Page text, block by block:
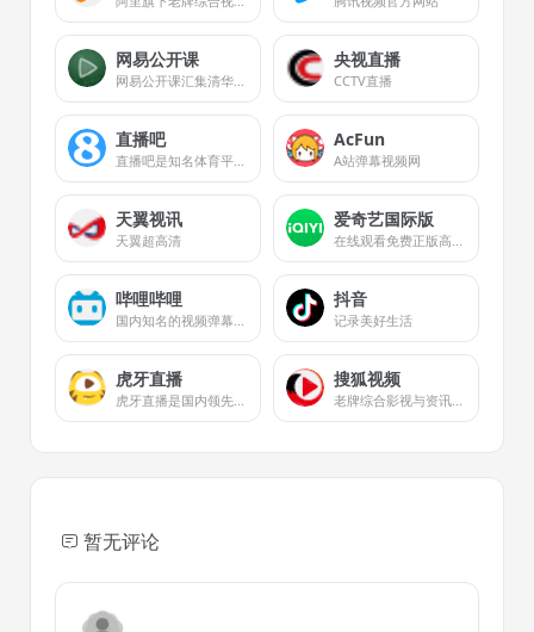
网易公开课
网易公开课汇集清华、北大、哈佛、耶鲁等世界名校共上千门课程，覆盖科学、经济、人文、哲学等22个领域，在这里你可以开拓视野看世界，获取有深度的好知识。
央视直播
CCTV直播
直播吧
直播吧是知名体育平台,主要为足球迷,篮球迷等提供直播,新闻资讯,数据,论坛社区,原创报道,视频集锦等服务
AcFun
A站弹幕视频网
天翼视讯
天翼超高清
爱奇艺国际版
在线观看免费正版高清亚洲电视剧、电影、综艺、动漫 - 独家韩剧、陆剧、泰剧
哔哩哔哩
国内知名的视频弹幕网站
抖音
记录美好生活
虎牙直播
虎牙直播是国内领先、以游戏与电竞内容为核心，兼具娱乐、户外等多元内容的弹幕式互动直播平台。
搜狐视频
老牌综合影视与资讯视频站
暂无评论